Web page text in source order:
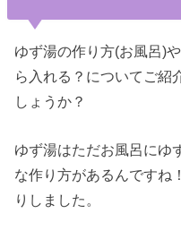
ゆず湯の作り方(お風呂)
ら入れる？についてご紹
しょうか？
ゆず湯はただお風呂にゆ
な作り方があるんですね
りしました。